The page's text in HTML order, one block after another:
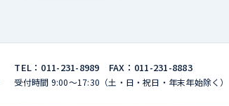
TEL：011-231-8989 FAX：011-231-8883
受付時間 9:00〜17:30（⼟・⽇・祝⽇・年末年始除く）